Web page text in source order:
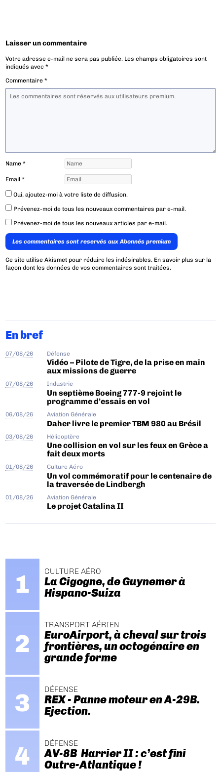
Laisser un commentaire
Votre adresse e-mail ne sera pas publiée. Les champs obligatoires sont
indiqués avec*
Commentaire*
Name*
Email*
Oui, ajoutez-moi à votre liste de diffusion.
Prévenez-moi de tous les nouveaux commentaires par e-mail.
Prévenez-moi de tous les nouveaux articles par e-mail.
Les commentaires sont reservés aux Abonnés premium
Ce site utilise Akismet pour réduire les indésirables. En savoir plus sur la
façon dont les données de vos commentaires sont traitées.
En bref
07/08/26 Défense
Vidéo – Pilote de Tigre, de la prise en main
aux missions de guerre
07/08/26 Industrie
Un septième Boeing 777-9 rejoint le
programme d’essais en vol
06/08/26 Aviation Générale
Daher livre le premier TBM 980 au Brésil
03/08/26 Hélicoptère
Une collision en vol sur les feux en Grèce a
fait deux morts
01/08/26 Culture Aéro
Un vol commémoratif pour le centenaire de
la traversée de Lindbergh
01/08/26 Aviation Générale
Le projet Catalina II
CULTURE AÉRO
La Cigogne, de Guynemer à
Hispano-Suiza
TRANSPORT AÉRIEN
EuroAirport, à cheval sur trois
frontières, un octogénaire en
grande forme
DÉFENSE
REX - Panne moteur en A-29B.
Ejection.
DÉFENSE
AV-8B Harrier II : c’est fini
Outre-Atlantique !